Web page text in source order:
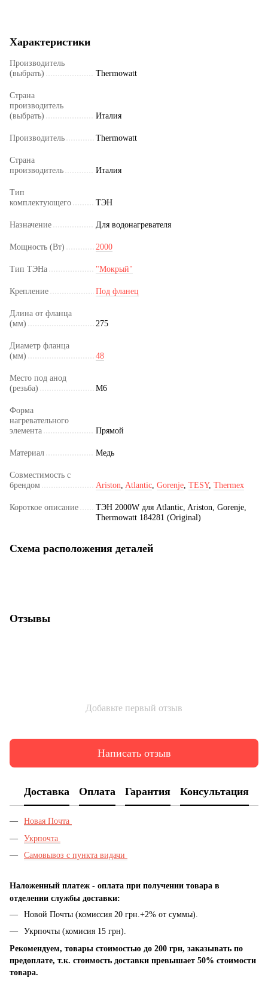
Характеристики
Производитель
(выбрать)
Thermowatt
Страна
производитель
(выбрать)
Италия
Производитель Thermowatt
Страна
производитель
Италия
Тип
комплектующего
ТЭН
Назначение Для водонагревателя
Мощность (Вт) 2000
Тип ТЭНа "Мокрый"
Крепление Под фланец
Длина от фланца
(мм)
275
Диаметр фланца
(мм)
48
Место под анод
(резьба)
M6
Форма
нагревательного
элемента
Прямой
Материал Медь
Совместимость с
брендом
Ariston, Atlantic, Gorenje, TESY, Thermex
Короткое описание
ТЭН 2000W для Atlantic, Ariston, Gorenje,
Thermowatt 184281 (Original)
Схема расположения деталей
Отзывы
Добавьте первый отзыв
Написать отзыв
Доставка Оплата Гарантия Консультация
Новая Почта
Укрпочта
Самовывоз с пункта видачи
Наложенный платеж - оплата при получении товара в
отделении службы доставки:
Новой Почты (комиссия 20 грн.+2% от суммы).
Укрпочты (комисия 15 грн).
Рекомендуем, товары стоимостью до 200 грн, заказывать по
предоплате, т.к. стоимость доставки превышает 50% стоимости
товара.